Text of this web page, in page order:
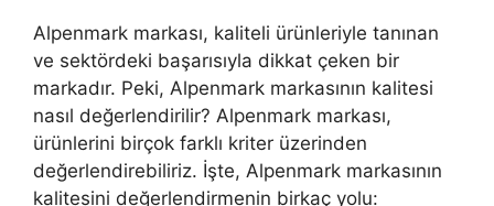
Alpenmark markası, kaliteli ürünleriyle tanınan
ve sektördeki başarısıyla dikkat çeken bir
markadır. Peki, Alpenmark markasının kalitesi
nasıl değerlendirilir? Alpenmark markası,
ürünlerini birçok farklı kriter üzerinden
değerlendirebiliriz. İşte, Alpenmark markasının
kalitesini değerlendirmenin birkaç yolu: